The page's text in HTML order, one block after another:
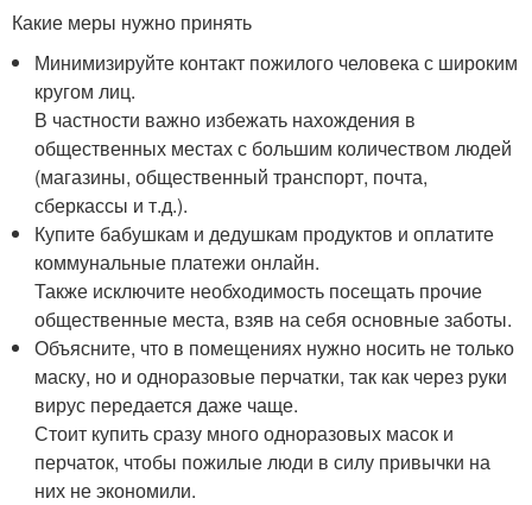
Какие меры нужно принять
Минимизируйте контакт пожилого человека с широким
кругом лиц.
В частности важно избежать нахождения в
общественных местах с большим количеством людей
(магазины, общественный транспорт, почта,
сберкассы и т.д.).
Купите бабушкам и дедушкам продуктов и оплатите
коммунальные платежи онлайн.
Также исключите необходимость посещать прочие
общественные места, взяв на себя основные заботы.
Объясните, что в помещениях нужно носить не только
маску, но и одноразовые перчатки, так как через руки
вирус передается даже чаще.
Стоит купить сразу много одноразовых масок и
перчаток, чтобы пожилые люди в силу привычки на
них не экономили.